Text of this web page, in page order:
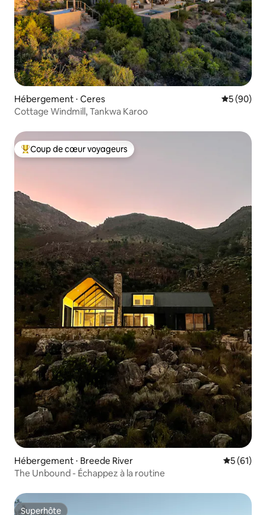
Hébergement ⋅ Ceres
5 (90)
Cottage Windmill, Tankwa Karoo
Coups de cœur voyageurs les plus appréciés
Coup de cœur voyageurs
Hébergement ⋅ Breede River
5 (61)
The Unbound - Échappez à la routine
Superhôte